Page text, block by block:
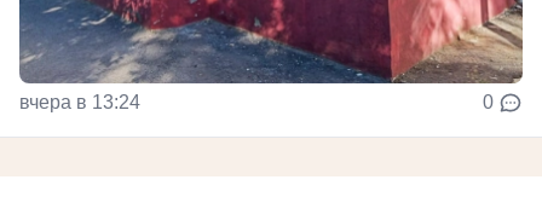
вчера в 13:24 0